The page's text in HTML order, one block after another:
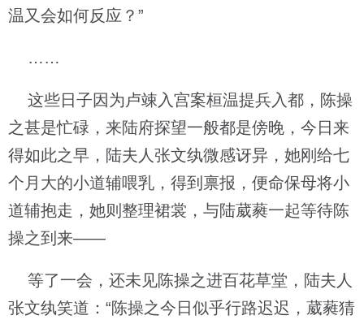
温又会如何反应？”
……
这些日子因为卢竦入宫案桓温提兵入都，陈操
之甚是忙碌，来陆府探望一般都是傍晚，今日来
得如此之早，陆夫人张文纨微感讶异，她刚给七
个月大的小道辅喂乳，得到禀报，便命保母将小
道辅抱走，她则整理裙裳，与陆葳蕤一起等待陈
操之到来——
等了一会，还未见陈操之进百花草堂，陆夫人
张文纨笑道：“陈操之今日似乎行路迟迟，葳蕤猜